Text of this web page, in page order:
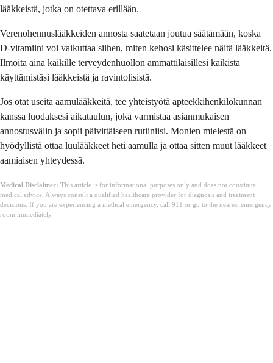
lääkkeistä, jotka on otettava erillään.
Verenohennuslääkkeiden annosta saatetaan joutua säätämään, koska
D-vitamiini voi vaikuttaa siihen, miten kehosi käsittelee näitä lääkkeitä.
Ilmoita aina kaikille terveydenhuollon ammattilaisillesi kaikista
käyttämistäsi lääkkeistä ja ravintolisistä.
Jos otat useita aamulääkkeitä, tee yhteistyötä apteekkihenkilökunnan
kanssa luodaksesi aikataulun, joka varmistaa asianmukaisen
annostusvälin ja sopii päivittäiseen rutiiniisi. Monien mielestä on
hyödyllistä ottaa luulääkkeet heti aamulla ja ottaa sitten muut lääkkeet
aamiaisen yhteydessä.
Medical Disclaimer: This article is for informational purposes only and does not constitute
medical advice. Always consult a qualified healthcare provider for diagnosis and treatment
decisions. If you are experiencing a medical emergency, call 911 or go to the nearest emergency
room immediately.